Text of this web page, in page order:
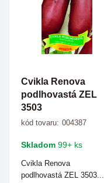
Cvikla Renova
podlhovastá ZEL
3503
kód tovaru: 004387
Skladom 99+ ks
Cvikla Renova
podlhovastá ZEL 3503...